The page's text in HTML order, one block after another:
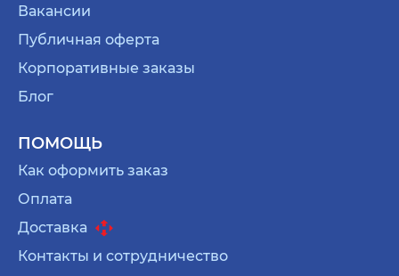
Вакансии
Публичная оферта
Корпоративные заказы
Блог
ПОМОЩЬ
Как оформить заказ
Оплата
Доставка
Контакты и сотрудничество